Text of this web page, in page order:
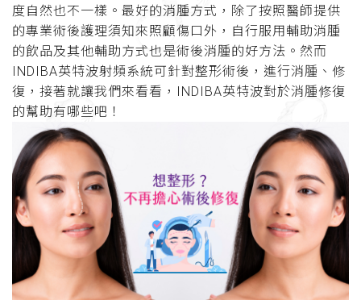
度自然也不一樣。最好的消腫方式，除了按照醫師提供
的專業術後護理須知來照顧傷口外，自行服用輔助消腫
的飲品及其他輔助方式也是術後消腫的好方法。然而
INDIBA英特波射頻系統可針對整形術後，進行消腫、修
復，接著就讓我們來看看，INDIBA英特波對於消腫修復
的幫助有哪些吧！